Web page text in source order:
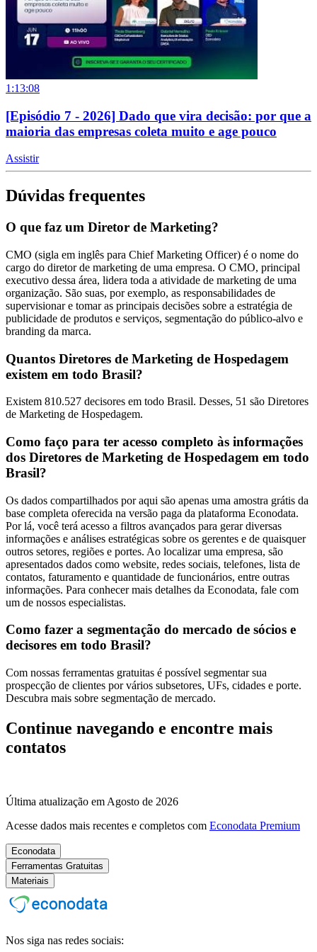
1:13:08
[Episódio 7 - 2026] Dado que vira decisão: por que a
maioria das empresas coleta muito e age pouco
Assistir
Dúvidas frequentes
O que faz um Diretor de Marketing?
CMO (sigla em inglês para Chief Marketing Officer) é o nome do
cargo do diretor de marketing de uma empresa. O CMO, principal
executivo dessa área, lidera toda a atividade de marketing de uma
organização. São suas, por exemplo, as responsabilidades de
supervisionar e tomar as principais decisões sobre a estratégia de
publicidade de produtos e serviços, segmentação do público-alvo e
branding da marca.
Quantos Diretores de Marketing de Hospedagem
existem em todo Brasil?
Existem 810.527 decisores em todo Brasil. Desses, 51 são Diretores
de Marketing de Hospedagem.
Como faço para ter acesso completo às informações
dos Diretores de Marketing de Hospedagem em todo
Brasil?
Os dados compartilhados por aqui são apenas uma amostra grátis da
base completa oferecida na versão paga da plataforma Econodata.
Por lá, você terá acesso a filtros avançados para gerar diversas
informações e análises estratégicas sobre os gerentes e de quaisquer
outros setores, regiões e portes. Ao localizar uma empresa, são
apresentados dados como website, redes sociais, telefones, lista de
contatos, faturamento e quantidade de funcionários, entre outras
informações. Para conhecer mais detalhes da Econodata, fale com
um de nossos especialistas.
Como fazer a segmentação do mercado de sócios e
decisores em todo Brasil?
Com nossas ferramentas gratuitas é possível segmentar sua
prospecção de clientes por vários subsetores, UFs, cidades e porte.
Descubra mais sobre segmentação de mercado.
Continue navegando e encontre mais
contatos
Última atualização em Agosto de 2026
Acesse dados mais recentes e completos com Econodata Premium
Econodata
Ferramentas Gratuitas
Materiais
Nos siga nas redes sociais: